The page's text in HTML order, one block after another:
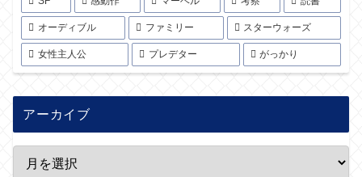
オーディブル ファミリー スターウォーズ
女性主人公 プレデター がっかり
アーカイブ